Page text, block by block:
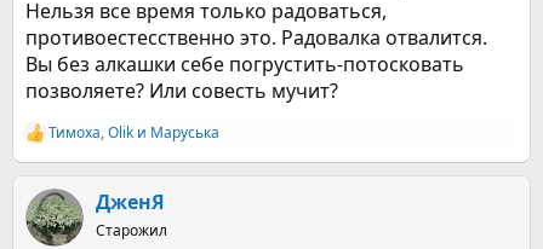
Нельзя все время только радоваться,
противоестесственно это. Радовалка отвалится.
Вы без алкашки себе погрустить-потосковать
позволяете? Или совесть мучит?
Р
е
к
ц
и
Тимоха,Olik и Маруська
ДженЯ
Старожил